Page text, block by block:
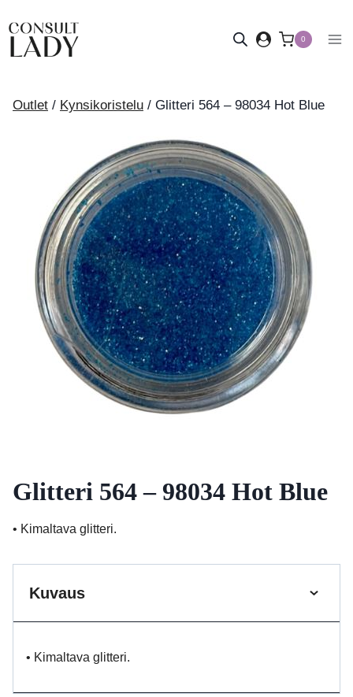
sisältöön
0
Outlet / Kynsikoristelu / Glitteri 564 – 98034 Hot Blue
Glitteri 564 – 98034 Hot Blue
• Kimaltava glitteri.
Kuvaus
• Kimaltava glitteri.